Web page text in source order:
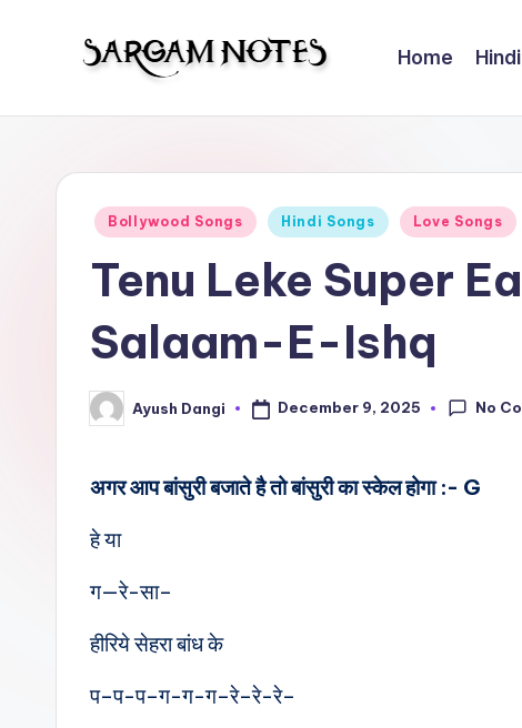
contentS
m
N
of
Sargam
Notes
Home
Posted
Bollywood Songs Hindi Songs Love Songs
Tenu Leke Super
Salaam-E-Ishq
Posted
by
Ayush Dangi December 9, 2025 No
अगर आप बांसुरी बजाते है तो बांसुरी का स्केल होगा :- G
हे या
ग—रे-सा–
हीरिये सेहरा बांध के
प–प-प–ग-ग-ग–रे–रे-रे–